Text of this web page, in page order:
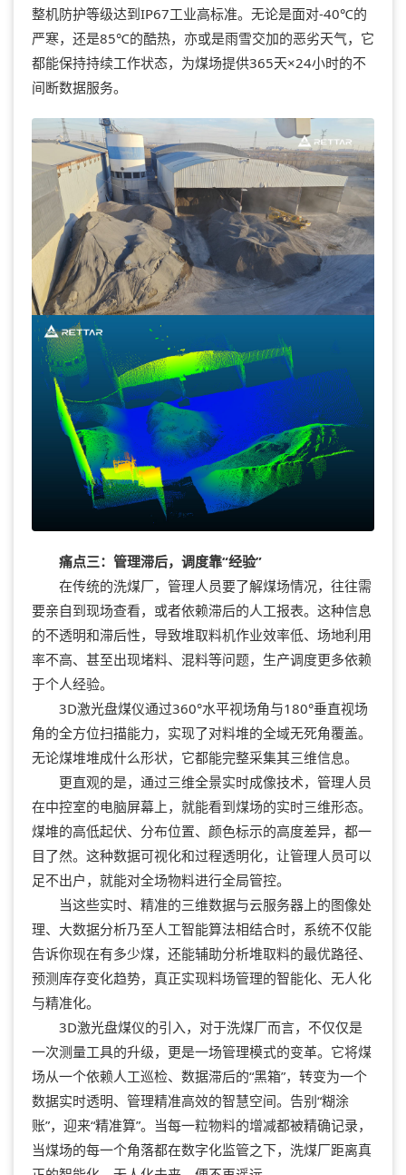
整机防护等级达到IP67工业高标准。无论是面对-40℃的
严寒，还是85℃的酷热，亦或是雨雪交加的恶劣天气，它
都能保持持续工作状态，为煤场提供365天×24小时的不
间断数据服务。
痛点三：管理滞后，调度靠“经验”
在传统的洗煤厂，管理人员要了解煤场情况，往往需
要亲自到现场查看，或者依赖滞后的人工报表。这种信息
的不透明和滞后性，导致堆取料机作业效率低、场地利用
率不高、甚至出现堵料、混料等问题，生产调度更多依赖
于个人经验。
3D激光盘煤仪通过360°水平视场角与180°垂直视场
角的全方位扫描能力，实现了对料堆的全域无死角覆盖。
无论煤堆堆成什么形状，它都能完整采集其三维信息。
更直观的是，通过三维全景实时成像技术，管理人员
在中控室的电脑屏幕上，就能看到煤场的实时三维形态。
煤堆的高低起伏、分布位置、颜色标示的高度差异，都一
目了然。这种数据可视化和过程透明化，让管理人员可以
足不出户，就能对全场物料进行全局管控。
当这些实时、精准的三维数据与云服务器上的图像处
理、大数据分析乃至人工智能算法相结合时，系统不仅能
告诉你现在有多少煤，还能辅助分析堆取料的最优路径、
预测库存变化趋势，真正实现料场管理的智能化、无人化
与精准化。
3D激光盘煤仪的引入，对于洗煤厂而言，不仅仅是
一次测量工具的升级，更是一场管理模式的变革。它将煤
场从一个依赖人工巡检、数据滞后的“黑箱”，转变为一个
数据实时透明、管理精准高效的智慧空间。告别“糊涂
账”，迎来“精准算”。当每一粒物料的增减都被精确记录，
当煤场的每一个角落都在数字化监管之下，洗煤厂距离真